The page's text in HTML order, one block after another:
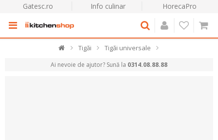
Gatesc.ro Info culinar HorecaPro
Tigăi Tigăi universale
Ai nevoie de ajutor? Sună la 0314.08.88.88